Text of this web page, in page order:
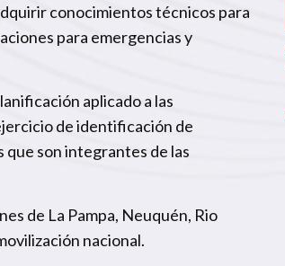
conocimientos técnicos para
para emergencias y
aplicado a las
de identificación de
son integrantes de las
de La Pampa, Neuquén, Rio
nacional.